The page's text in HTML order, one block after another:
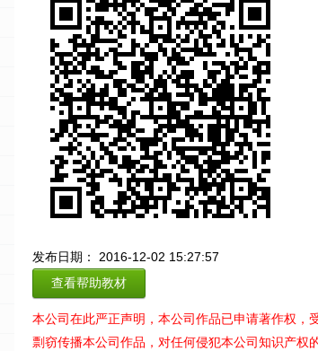
发布日期： 2016-12-02 15:27:57
查看帮助教材
本公司在此严正声明，本公司作品已申请著作权，
剽窃传播本公司作品，对任何侵犯本公司知识产权